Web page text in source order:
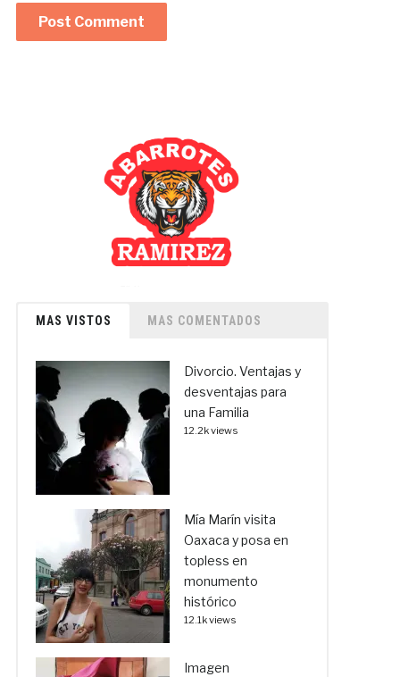
MAS VISTOS MAS COMENTADOS
Divorcio. Ventajas y
desventajas para
una Familia
12.2k views
Mía Marín visita
Oaxaca y posa en
topless en
monumento
histórico
12.1k views
Imagen